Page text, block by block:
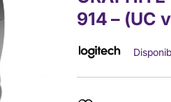
914 – (UC